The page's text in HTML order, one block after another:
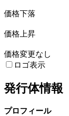
価格下落
価格上昇
価格変更なし
ロゴ表示
発行体情報
プロフィール